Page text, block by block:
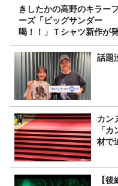
きしたかの高野のキラー
ーズ「ビッグサンダー
喝！！」Ｔシャツ新作が
決定！
話題
カン
「
材で
【